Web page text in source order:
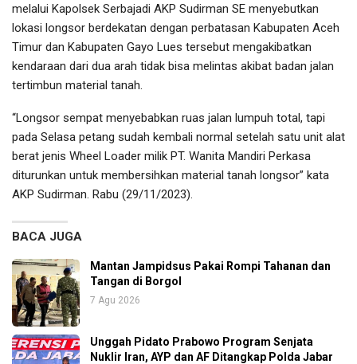
melalui Kapolsek Serbajadi AKP Sudirman SE menyebutkan
lokasi longsor berdekatan dengan perbatasan Kabupaten Aceh
Timur dan Kabupaten Gayo Lues tersebut mengakibatkan
kendaraan dari dua arah tidak bisa melintas akibat badan jalan
tertimbun material tanah.
“Longsor sempat menyebabkan ruas jalan lumpuh total, tapi
pada Selasa petang sudah kembali normal setelah satu unit alat
berat jenis Wheel Loader milik PT. Wanita Mandiri Perkasa
diturunkan untuk membersihkan material tanah longsor” kata
AKP Sudirman. Rabu (29/11/2023).
BACA JUGA
Mantan Jampidsus Pakai Rompi Tahanan dan
Tangan di Borgol
7 Agu 2026
Unggah Pidato Prabowo Program Senjata
Nuklir Iran, AYP dan AF Ditangkap Polda Jabar